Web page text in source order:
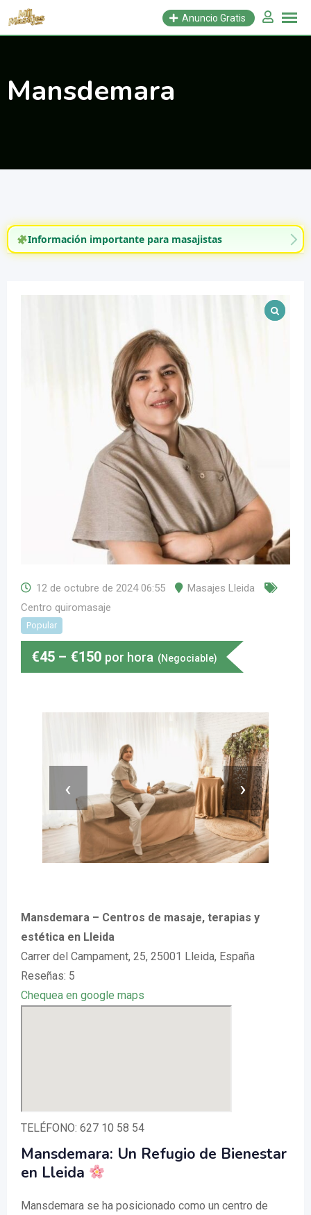
Saltar
Anuncio Gratis
Mansdemara
Información importante para masajistas
12 de octubre de 2024 06:55
Masajes Lleida
Centro quiromasaje
Popular
€45 – €150 por hora (Negociable)
‹ ›
Mansdemara – Centros de masaje, terapias y
estética en Lleida
Carrer del Campament, 25, 25001 Lleida, España
Reseñas: 5
Chequea en google maps
TELÉFONO: 627 10 58 54
Mansdemara: Un Refugio de Bienestar
en Lleida
Mansdemara se ha posicionado como un centro de